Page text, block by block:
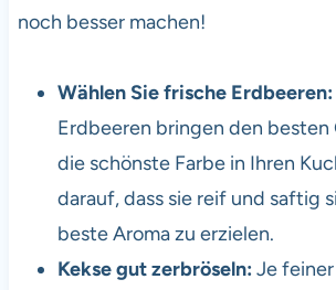
noch besser machen!
Wählen Sie frische Erdbeeren:
Erdbeeren bringen den besten
die schönste Farbe in Ihren
darauf, dass sie reif und saftig
beste Aroma zu erzielen.
Kekse gut zerbröseln: Je